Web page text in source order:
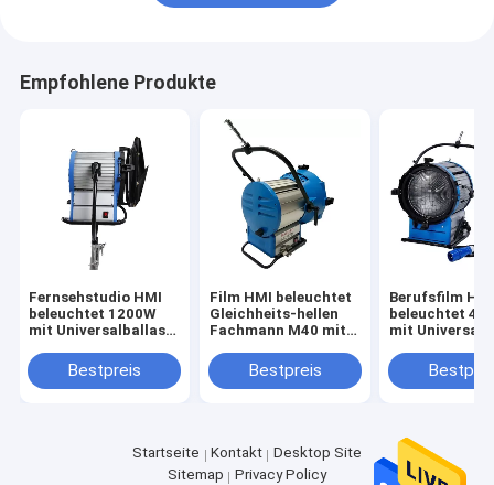
Empfohlene Produkte
Fernsehstudio HMI
beleuchtet 1200W
mit Universalballast,
VideoBestpreis
Film HMI beleuchtet
Gleichheits-hellen
Fachmann M40 mit
Lichtern des ballast-
HMI
Bestpreis
Berufsfilm
beleuchtet
mit
HMI
Startseite Kontakt
Desktop Site
Sitemap
Privacy Policy